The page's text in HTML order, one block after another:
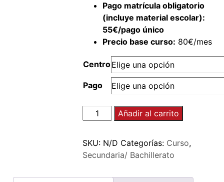
Pago matrícula obligatorio
(incluye material escolar):
55€/pago único
Precio base curso: 80€/mes
Centro
Pago
Añadir al carrito
SKU: N/D Categorías: Curso,
Secundaria/ Bachillerato